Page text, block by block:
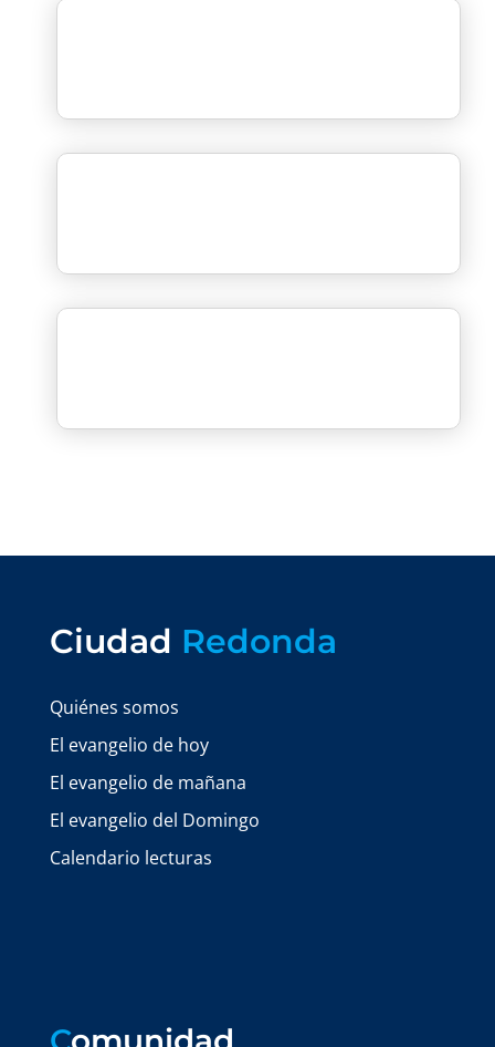
Ciudad Redonda
Quiénes somos
El evangelio de hoy
El evangelio de mañana
El evangelio del Domingo
Calendario lecturas